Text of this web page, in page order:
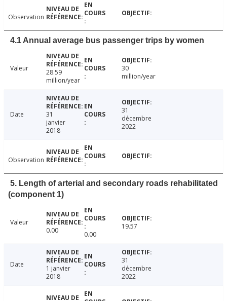
Observation
4.1 Annual average bus passenger trips by women
Valeur
28.59
million/year
30
million/year
Date
31
janvier
2018
31
décembre
2022
Observation
5. Length of arterial and secondary roads rehabilitated
(component 1)
Valeur
0.00
0.00
19.57
Date
1 janvier
2018
31
décembre
2022